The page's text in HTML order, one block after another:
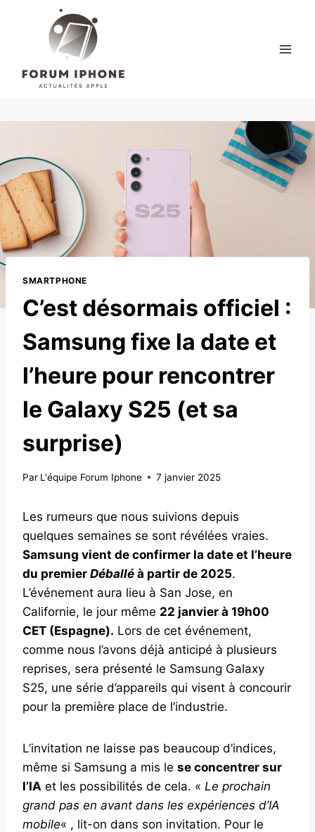
SMARTPHONE
C’est désormais officiel :
Samsung fixe la date et
l’heure pour rencontrer
le Galaxy S25 (et sa
surprise)
Par L'équipe Forum Iphone 7 janvier 2025
Les rumeurs que nous suivions depuis
quelques semaines se sont révélées vraies.
Samsung vient de confirmer la date et l’heure
du premier Déballé à partir de 2025.
L’événement aura lieu à San Jose, en
Californie, le jour même 22 janvier à 19h00
CET (Espagne). Lors de cet événement,
comme nous l’avons déjà anticipé à plusieurs
reprises, sera présenté le Samsung Galaxy
S25, une série d’appareils qui visent à concourir
pour la première place de l’industrie.
L’invitation ne laisse pas beaucoup d’indices,
même si Samsung a mis le se concentrer sur
l’IA et les possibilités de cela. « Le prochain
grand pas en avant dans les expériences d’IA
mobile« , lit-on dans son invitation. Pour le